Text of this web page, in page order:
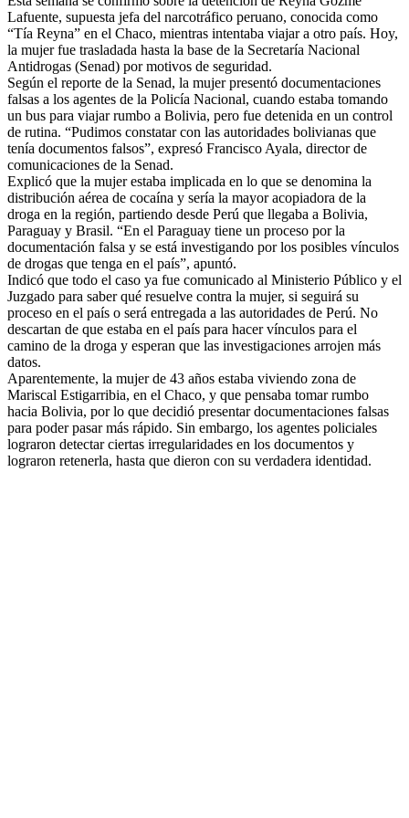
Lafuente, supuesta jefa del narcotráfico peruano, conocida como
“Tía Reyna” en el Chaco, mientras intentaba viajar a otro país. Hoy,
la mujer fue trasladada hasta la base de la Secretaría Nacional
Antidrogas (Senad) por motivos de seguridad.
Según el reporte de la Senad, la mujer presentó documentaciones
falsas a los agentes de la Policía Nacional, cuando estaba tomando
un bus para viajar rumbo a Bolivia, pero fue detenida en un control
de rutina. “Pudimos constatar con las autoridades bolivianas que
tenía documentos falsos”, expresó Francisco Ayala, director de
comunicaciones de la Senad.
Explicó que la mujer estaba implicada en lo que se denomina la
distribución aérea de cocaína y sería la mayor acopiadora de la
droga en la región, partiendo desde Perú que llegaba a Bolivia,
Paraguay y Brasil. “En el Paraguay tiene un proceso por la
documentación falsa y se está investigando por los posibles vínculos
de drogas que tenga en el país”, apuntó.
Indicó que todo el caso ya fue comunicado al Ministerio Público y el
Juzgado para saber qué resuelve contra la mujer, si seguirá su
proceso en el país o será entregada a las autoridades de Perú. No
descartan de que estaba en el país para hacer vínculos para el
camino de la droga y esperan que las investigaciones arrojen más
datos.
Aparentemente, la mujer de 43 años estaba viviendo zona de
Mariscal Estigarribia, en el Chaco, y que pensaba tomar rumbo
hacia Bolivia, por lo que decidió presentar documentaciones falsas
para poder pasar más rápido. Sin embargo, los agentes policiales
lograron detectar ciertas irregularidades en los documentos y
lograron retenerla, hasta que dieron con su verdadera identidad.